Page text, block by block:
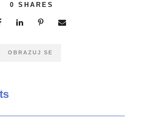
0 SHARES
OBRAZUJ SE